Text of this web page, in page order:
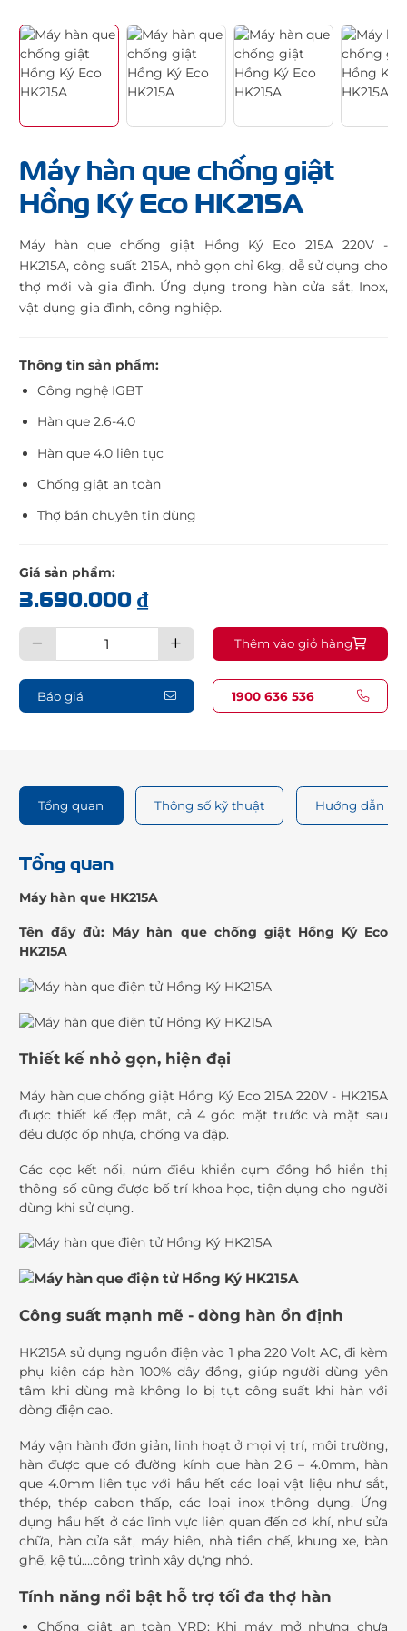
Máy hàn que chống giật
Hồng Ký Eco HK215A
Máy hàn que chống giật Hồng Ký Eco 215A 220V -
HK215A, công suất 215A, nhỏ gọn chỉ 6kg, dễ sử dụng cho
thợ mới và gia đình. Ứng dụng trong hàn cửa sắt, Inox,
vật dụng gia đình, công nghiệp.
Thông tin sản phẩm:
Công nghệ IGBT
Hàn que 2.6-4.0
Hàn que 4.0 liên tục
Chống giật an toàn
Thợ bán chuyên tin dùng
Giá sản phẩm:
3.690.000₫
Máy
que
giật
Hồng
Ký
Thêm vào giỏ hàng
Báo giá 1900 636 536
Tổng quan Thông số kỹ thuật Hướng dẫn sử
Tổng quan
Máy hàn que HK215A
Tên đầy đủ: Máy hàn que chống giật Hồng Ký Eco
HK215A
Thiết kế nhỏ gọn, hiện đại
Máy hàn que chống giật Hồng Ký Eco 215A 220V - HK215A
được thiết kế đẹp mắt, cả 4 góc mặt trước và mặt sau
đều được ốp nhựa, chống va đập.
Các cọc kết nối, núm điều khiển cụm đồng hồ hiển thị
thông số cũng được bố trí khoa học, tiện dụng cho người
dùng khi sử dụng.
Công suất mạnh mẽ - dòng hàn ổn định
HK215A sử dụng nguồn điện vào 1 pha 220 Volt AC, đi kèm
phụ kiện cáp hàn 100% dây đồng, giúp người dùng yên
tâm khi dùng mà không lo bị tụt công suất khi hàn với
dòng điện cao.
Máyvận hành đơn giản, linh hoạt ở mọi vị trí, môi trường,
hàn được que có đường kính que hàn 2.6 – 4.0mm, hàn
que 4.0mm liên tục với hầu hết các loại vật liệu như sắt,
thép, thép cabon thấp, các loại inox thông dụng. Ứng
dụng hầu hết ở các lĩnh vực liên quan đến cơ khí, như sửa
chữa, hàn cửa sắt, máy hiên, nhà tiền chế, khung xe, bàn
ghế, kệ tủ….công trình xây dựng nhỏ.
Tính năng nổi bật hỗ trợ tối đa thợ hàn
Chống giật an toàn VRD: Khi máy mở nhưng chưa